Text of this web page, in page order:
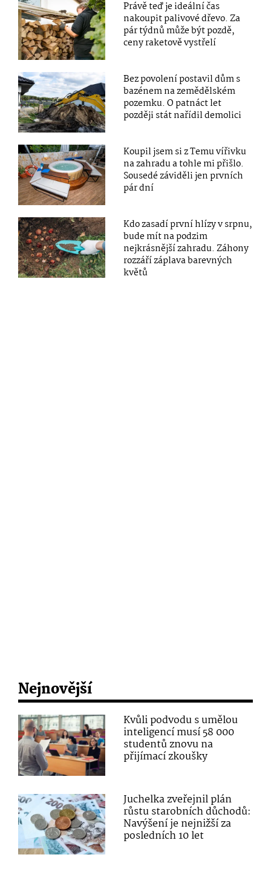
Právě teď je ideální čas
nakoupit palivové dřevo. Za
pár týdnů může být pozdě,
ceny raketově vystřelí
Bez povolení postavil dům s
bazénem na zemědělském
pozemku. O patnáct let
později stát nařídil demolici
Koupil jsem si z Temu vířivku
na zahradu a tohle mi přišlo.
Sousedé záviděli jen prvních
pár dní
Kdo zasadí první hlízy v srpnu,
bude mít na podzim
nejkrásnější zahradu. Záhony
rozzáří záplava barevných
květů
Nejnovější
Kvůli podvodu s umělou
inteligencí musí 58 000
studentů znovu na
přijímací zkoušky
Juchelka zveřejnil plán
růstu starobních důchodů:
Navýšení je nejnižší za
posledních 10 let